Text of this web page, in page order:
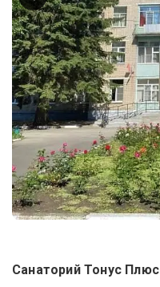
Санаторий Тонус Плюс